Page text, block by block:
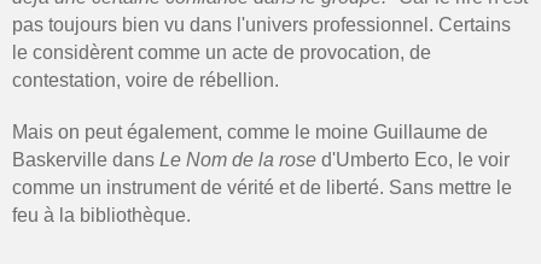
pas toujours bien vu dans l'univers professionnel. Certains
le considèrent comme un acte de provocation, de
contestation, voire de rébellion.
Mais on peut également, comme le moine Guillaume de
Baskerville dans Le Nom de la rose d'Umberto Eco, le voir
comme un instrument de vérité et de liberté. Sans mettre le
feu à la bibliothèque.